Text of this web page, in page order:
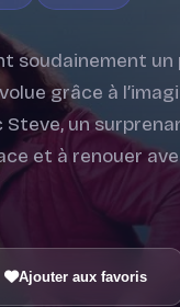
soudainement
grâce à
un
et à renouer
Ajouter aux favoris